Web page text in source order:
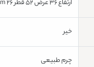
ارتفاع 36 عرض 52 قطر 26 cm
خیر
چرم طبیعی